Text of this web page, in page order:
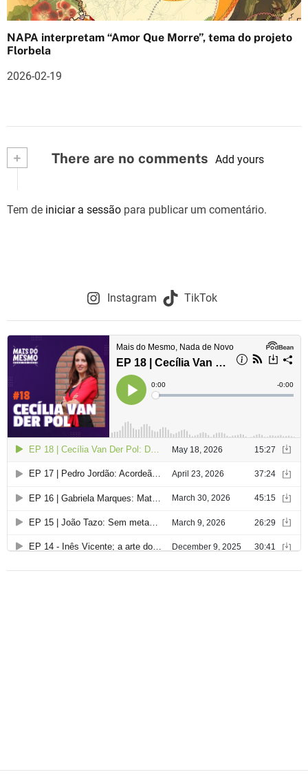
NAPA interpretam “Amor Que Morre”, tema do projeto
Florbela
2026-02-19
+ There are no comments Add yours
Tem de iniciar a sessão para publicar um comentário.
Instagram TikTok